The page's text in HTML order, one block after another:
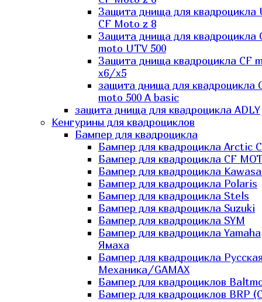
Защита днища для квадроцикла
CF Moto z 8
Защита днища для квадроцикла
moto UTV 500
Защита днища квадроцикла СF
x6/x5
защита днища для квадроцикла
moto 500 A basic
защита днища для квадроцикла ADLY
Кенгурины для квадроциклов
Бампер для квадроцикла
Бампер для квадроцикла Arctic
Бампер для квадроцикла CF
Бампер для квадроцикла
Бампер для квадроцикла Polaris
Бампер для квадроцикла Stels
Бампер для квадроцикла Suzuki
Бампер для квадроцикла SYM
Бампер для квадроцикла Yamaha
Ямаха
Бампер для квадроцикла
Механика/GAMAX
Бампер для квадроциклов
Бампер для квадроциклов BRP